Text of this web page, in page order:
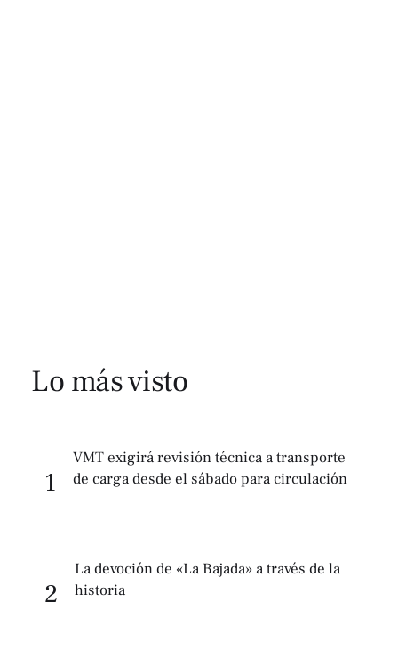
Lo más visto
1
VMT exigirá revisión técnica a transporte
de carga desde el sábado para circulación
2
La devoción de «La Bajada» a través de la
historia